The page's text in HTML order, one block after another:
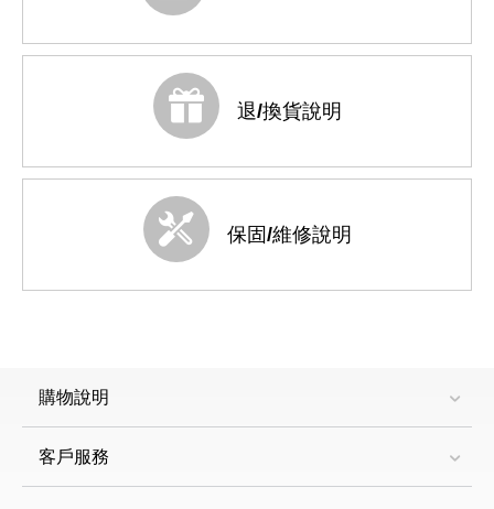
退/換貨說明
保固/維修說明
購物說明
客戶服務